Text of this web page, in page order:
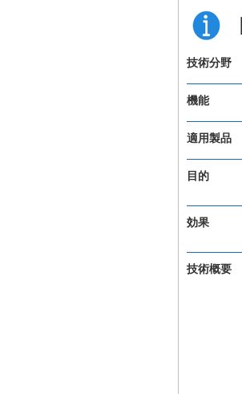
技術分野
機能
適用製品
目的
効果
技術概要